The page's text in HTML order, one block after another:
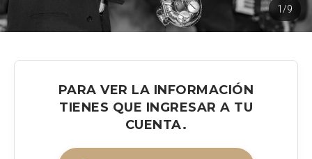
1/9
PARA VER LA INFORMACIÓN
TIENES QUE INGRESAR A TU
CUENTA.